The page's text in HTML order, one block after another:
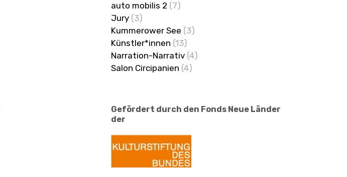
auto mobilis 2 (7)
Jury (3)
Kummerower See (3)
Künstler*innen (13)
Narration-Narrativ (4)
Salon Circipanien (4)
Gefördert durch den Fonds Neue Länder
der